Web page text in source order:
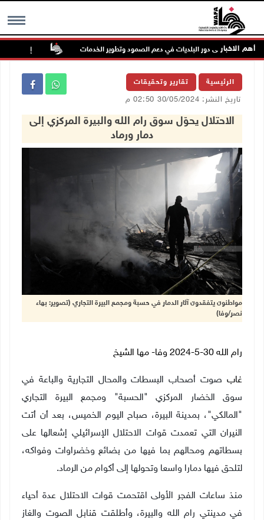
MENU أهم الاخبار
على دور البلديات في دعم الصمود وتطوير الخدمات إصابة مسن بجروح
الرئيسية تقارير وتحقيقات
تاريخ النشر: 30/05/2024 02:50 م
الاحتلال يحوّل سوق رام الله والبيرة المركزي إلى
دمار ورماد
مواطنون يتفقدون آثار الدمار في حسبة ومجمع البيرة التجاري (تصوير: بهاء
نصر/وفا)
رام الله 30-5-2024 وفا - مها الشيخ
غاب صوت أصحاب البسطات والمحال التجارية والباعة في
سوق الخضار المركزي "الحسبة" ومجمع البيرة التجاري
"المالكي"، بمدينة البيرة، صباح اليوم الخميس، بعد أن أتت
النيران التي تعمدت قوات الاحتلال الإسرائيلي إشعالها على
بسطاتهم ومحالهم بما فيها من بضائع وخضراوات وفواكه،
لتلحق فيها دمارا واسعا وتحولها إلى أكوام من الرماد.
منذ ساعات الفجر الأولى اقتحمت قوات الاحتلال عدة أحياء
في مدينتي رام الله والبيرة، وأطلقت قنابل الصوت والغاز